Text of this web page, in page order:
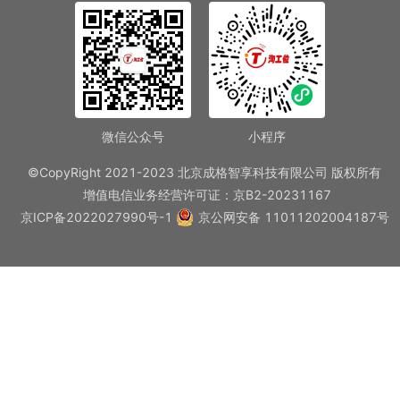
微信公众号 小程序
©CopyRight 2021-2023 北京成格智享科技有限公司 版权所有
增值电信业务经营许可证：京B2-20231167
京ICP备2022027990号-1
京公网安备 11011202004187号